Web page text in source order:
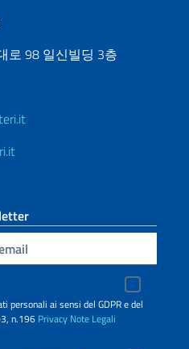
로 98 일신빌딩 3층
personali ai sensi del GDPR e del
n.196 Privacy Note Legali